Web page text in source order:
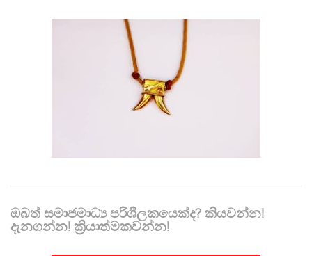
ඔබත් සමාජමාධ්‍ය පරිශීලකයෙක්ද? කියවන්න!
දැනගන්න! ක්‍රියාත්මකවන්න!